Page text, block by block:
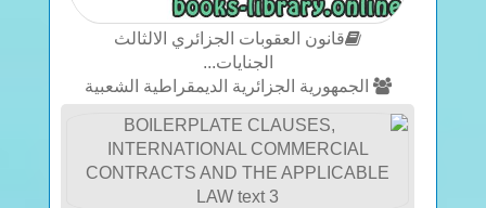
قانون العقوبات الجزائري الالثالث
الجنايات...
الجمهورية الجزائرية الديمقراطية الشعبية